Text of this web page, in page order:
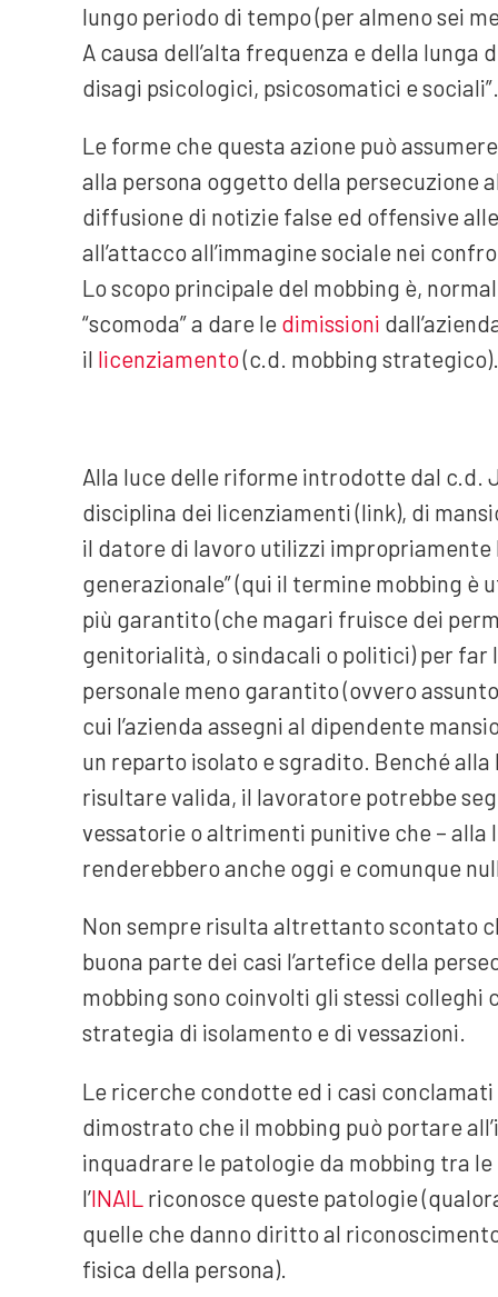
lungo periodo di tempo (per almeno sei
A causa dell’alta frequenza e della
disagi psicologici, psicosomatici e sociali”.
Le forme che questa azione può
alla persona oggetto della persecuzione
diffusione di notizie false ed offensive
all’attacco all’immagine sociale nei
Lo scopo principale del mobbing è,
“scomoda” a dare le dimissioni
il licenziamento(c.d. mobbing strategico).
Alla luce delle riforme introdotte dal c.d.
disciplina dei licenziamenti (link), di
il datore di lavoro utilizzi impropriamente
generazionale” (qui il termine mobbing è
più garantito (che magari fruisce dei
genitorialità, o sindacali o politici) per far
personale meno garantito (ovvero
cui l’azienda assegni al dipendente
un reparto isolato e sgradito. Benché alla
risultare valida, il lavoratore potrebbe
vessatorie o altrimenti punitive che – alla
renderebbero anche oggi e comunque
Non sempre risulta altrettanto scontato
buona parte dei casi l’artefice della
mobbing sono coinvolti gli stessi colleghi
strategia di isolamento e di vessazioni.
Le ricerche condotte ed i casi
dimostrato che il mobbing può portare
inquadrare le patologie da mobbing tra le
l’INAIL riconosce queste patologie
quelle che danno diritto al
fisica della persona).